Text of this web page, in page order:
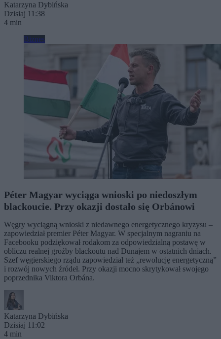
Katarzyna Dybińska
Dzisiaj 11:38
4 min
Biznes
Péter Magyar wyciąga wnioski po niedoszłym
blackoucie. Przy okazji dostało się Orbánowi
Węgry wyciągną wnioski z niedawnego energetycznego kryzysu –
zapowiedział premier Péter Magyar. W specjalnym nagraniu na
Facebooku podziękował rodakom za odpowiedzialną postawę w
obliczu realnej groźby blackoutu nad Dunajem w ostatnich dniach.
Szef węgierskiego rządu zapowiedział też „rewolucję energetyczną”
i rozwój nowych źródeł. Przy okazji mocno skrytykował swojego
poprzednika Viktora Orbána.
Katarzyna Dybińska
Dzisiaj 11:02
4 min